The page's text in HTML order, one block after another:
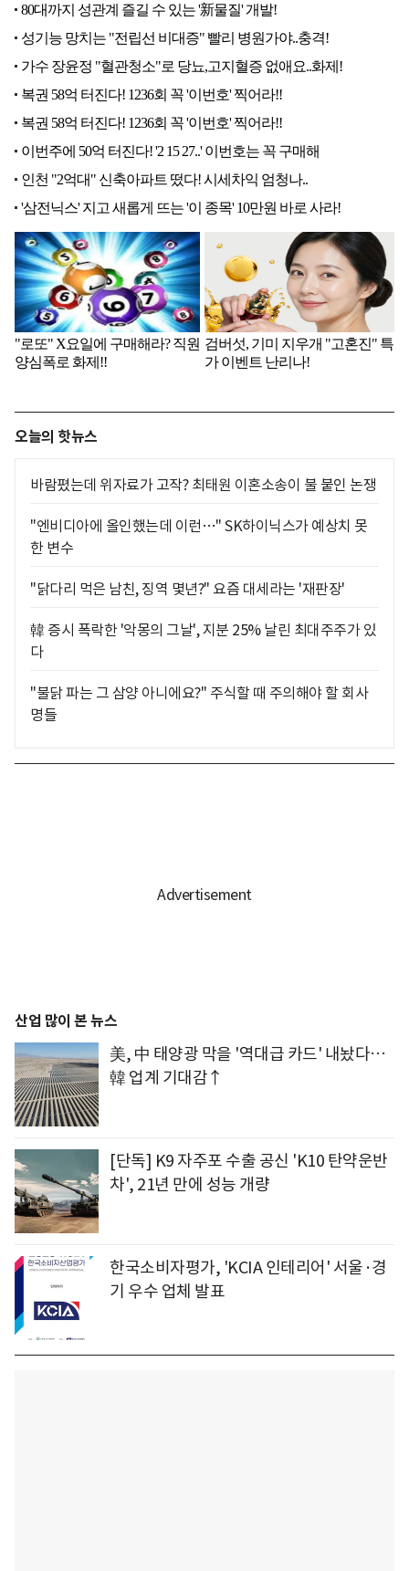
오늘의 핫뉴스
바람폈는데 위자료가 고작? 최태원 이혼소송이 불 붙인 논쟁
"엔비디아에 올인했는데 이런…" SK하이닉스가 예상치 못
한 변수
"닭다리 먹은 남친, 징역 몇년?" 요즘 대세라는 '재판장'
韓 증시 폭락한 '악몽의 그날', 지분 25% 날린 최대주주가 있
다
"불닭 파는 그 삼양 아니에요?" 주식할 때 주의해야 할 회사
명들
산업 많이 본 뉴스
美, 中 태양광 막을 '역대급 카드' 내놨다…
韓 업계 기대감↑
[단독] K9 자주포 수출 공신 'K10 탄약운반
차', 21년 만에 성능 개량
한국소비자평가, 'KCIA 인테리어' 서울·경
기 우수 업체 발표